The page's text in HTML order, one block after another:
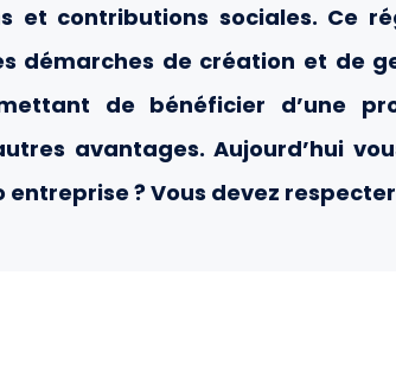
et contributions sociales. Ce
démarches de création et de
de bénéficier d’une
avantages. Aujourd’hui
entreprise ? Vous devez